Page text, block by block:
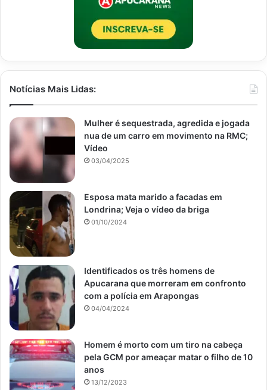
Notícias Mais Lidas:
Mulher é sequestrada, agredida e jogada
nua de um carro em movimento na RMC;
Vídeo
03/04/2025
Esposa mata marido a facadas em
Londrina; Veja o vídeo da briga
01/10/2024
Identificados os três homens de
Apucarana que morreram em confronto
com a polícia em Arapongas
04/04/2024
Homem é morto com um tiro na cabeça
pela GCM por ameaçar matar o filho de 10
anos
13/12/2023